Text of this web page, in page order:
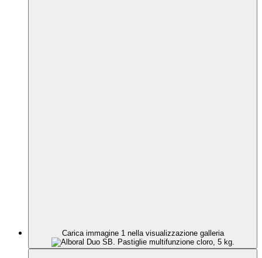
Carica immagine 1 nella visualizzazione galleria